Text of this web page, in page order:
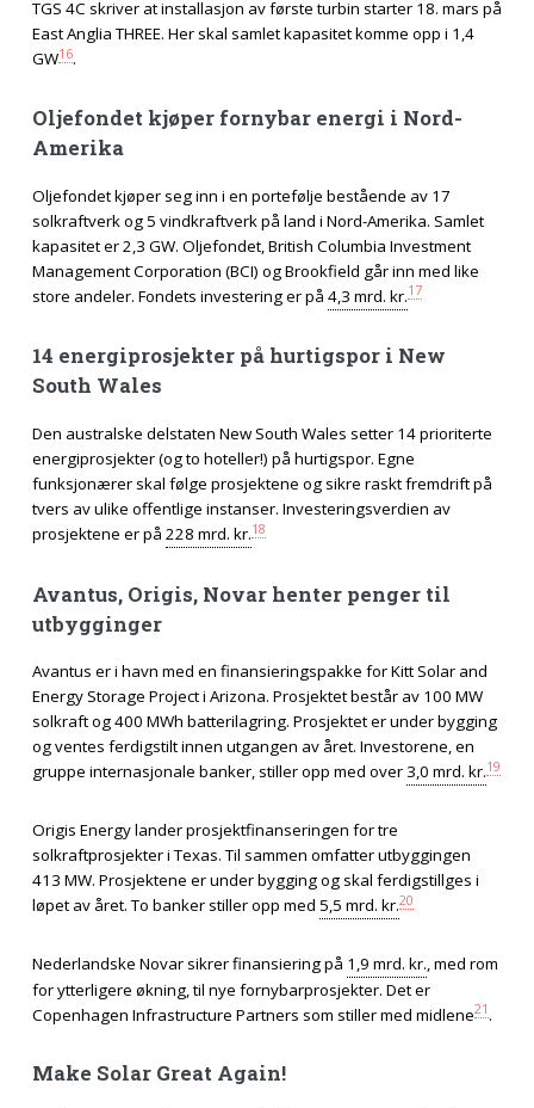
TGS 4C skriver at installasjon av første turbin starter 18. mars på
East Anglia THREE. Her skal samlet kapasitet komme opp i 1,4
GW16.
Oljefondet kjøper fornybar energi i Nord-
Amerika
Oljefondet kjøper seg inn i en portefølje bestående av 17
solkraftverk og 5 vindkraftverk på land i Nord-Amerika. Samlet
kapasitet er 2,3 GW. Oljefondet, British Columbia Investment
Management Corporation (BCI) og Brookfield går inn med like
store andeler. Fondets investering er på 4,3 mrd. kr.17
14 energiprosjekter på hurtigspor i New
South Wales
Den australske delstaten New South Wales setter 14 prioriterte
energiprosjekter (og to hoteller!) på hurtigspor. Egne
funksjonærer skal følge prosjektene og sikre raskt fremdrift på
tvers av ulike offentlige instanser. Investeringsverdien av
prosjektene er på 228 mrd. kr.18
Avantus, Origis, Novar henter penger til
utbygginger
Avantus er i havn med en finansieringspakke for Kitt Solar and
Energy Storage Project i Arizona. Prosjektet består av 100 MW
solkraft og 400 MWh batterilagring. Prosjektet er under bygging
og ventes ferdigstilt innen utgangen av året. Investorene, en
gruppe internasjonale banker, stiller opp med over 3,0 mrd. kr.19
Origis Energy lander prosjektfinanseringen for tre
solkraftprosjekter i Texas. Til sammen omfatter utbyggingen
413 MW. Prosjektene er under bygging og skal ferdigstillges i
løpet av året. To banker stiller opp med 5,5 mrd. kr.20
Nederlandske Novar sikrer finansiering på 1,9 mrd. kr. , med rom
for ytterligere økning, til nye fornybarprosjekter. Det er
Copenhagen Infrastructure Partners som stiller med midlene21.
Make Solar Great Again!